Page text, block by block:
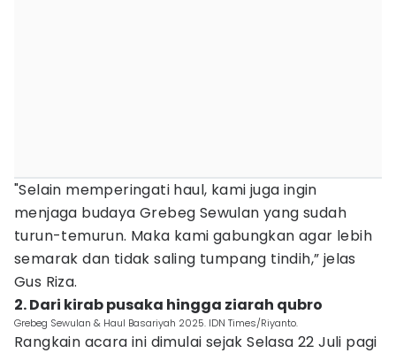
"Selain memperingati haul, kami juga ingin
menjaga budaya Grebeg Sewulan yang sudah
turun-temurun. Maka kami gabungkan agar lebih
semarak dan tidak saling tumpang tindih,” jelas
Gus Riza.
2. Dari kirab pusaka hingga ziarah qubro
Grebeg Sewulan & Haul Basariyah 2025. IDN Times/Riyanto.
Rangkain acara ini dimulai sejak Selasa 22 Juli pagi